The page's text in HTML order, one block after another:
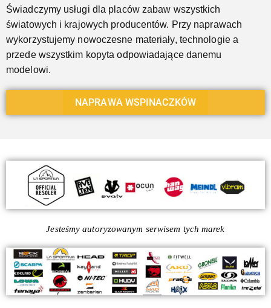
Świadczymy usługi dla placów zabaw wszystkich
światowych i krajowych producentów. Przy naprawach
wykorzystujemy nowoczesne materiały, technologie a
przede wszystkim kopyta odpowiadające danemu
modelowi.
NAPRAWA WSPINACZKÓW
Jesteśmy autoryzowanym serwisem tych marek